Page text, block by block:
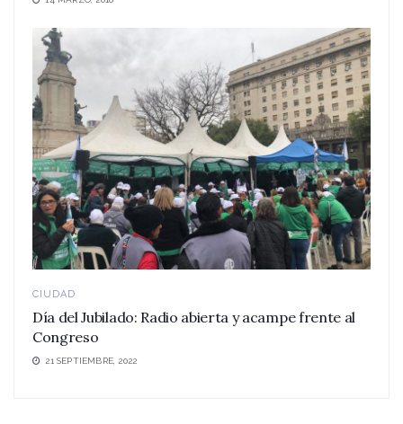
CIUDAD
Día del Jubilado: Radio abierta y acampe frente al
Congreso
21 SEPTIEMBRE, 2022